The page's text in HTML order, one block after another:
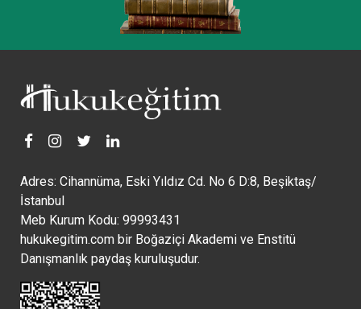
Adres: Cihannüma, Eski Yıldız Cd. No 6 D:8, Beşiktaş/
İstanbul
Meb Kurum Kodu: 99993431
hukukegitim.com bir Boğaziçi Akademi ve Enstitü
Danışmanlık paydaş kuruluşudur.